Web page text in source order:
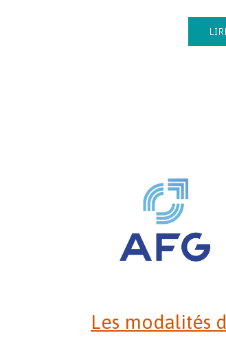
Les modalités